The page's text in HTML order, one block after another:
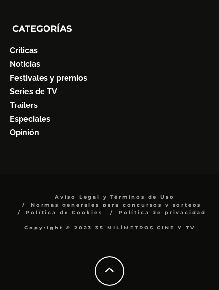
CATEGORÍAS
Críticas
Noticias
Festivales y premios
Series de TV
Trailers
Especiales
Opinión
Aviso Legal y Términos de Uso
Normas generales para concursos y sorteos
Política de Cookies
Política de privacidad
Copyright © 2023 35 MILÍMETROS CINE Y TV